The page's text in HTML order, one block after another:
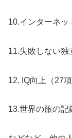
10.インターネッ
11.失敗しない独
12. IQ向上（27項
13.世界の旅の記